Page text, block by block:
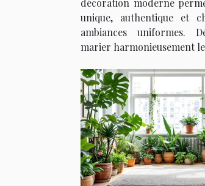
décoration moderne
unique, authentique et
ambiances uniformes.
marier harmonieusement